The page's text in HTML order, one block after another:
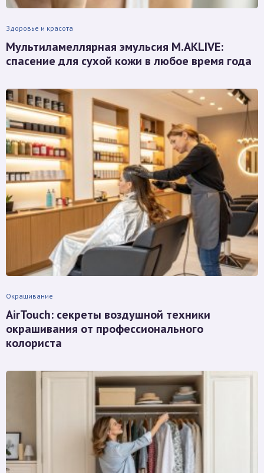
Здоровье и красота
Мультиламеллярная эмульсия M.AKLIVE:
спасение для сухой кожи в любое время года
Окрашивание
AirTouch: секреты воздушной техники
окрашивания от профессионального
колориста